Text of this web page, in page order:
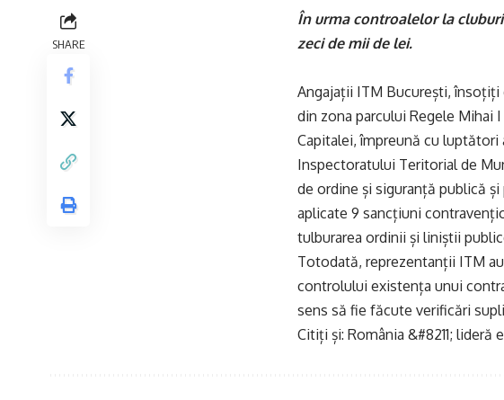
SHARE
În urma controalelor la
zeci de mii de lei.
Angajații ITM București,
din zona parcului Regele Mihai
Capitalei, împreună cu luptători
Inspectoratului Teritorial de
de ordine și siguranță publică
aplicate 9 sancțiuni
tulburarea ordinii și liniștii
Totodată, reprezentanții ITM
controlului existența unui
sens să fie făcute verificări
Citiți și: România &#8211;